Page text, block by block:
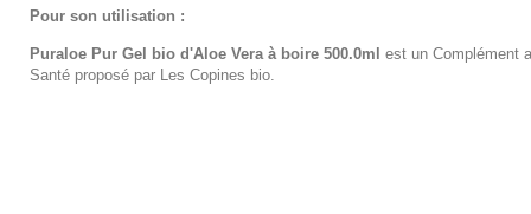
Pour son utilisation :
Puraloe Pur Gel bio d'Aloe Vera à boire 500.0ml est un Complément
Santé proposé par Les Copines bio.